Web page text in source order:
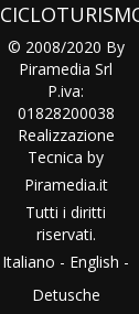
© 2008/2020 By
Piramedia Srl
P.iva:
01828200038
Realizzazione
Tecnica by
Piramedia.it
Tutti i diritti
riservati.
Italiano - English -
Detusche